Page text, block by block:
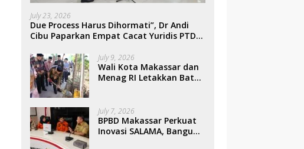
July 23, 2026
Due Process Harus Dihormati”, Dr Andi
Cibu Paparkan Empat Cacat Yuridis PTDH
July 9, 2026
Wali Kota Makassar dan
Menag RI Letakkan Batu
BTP
July 7, 2026
BPBD Makassar Perkuat
Inovasi SALAMA, Bangun